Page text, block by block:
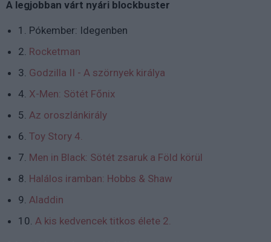
A legjobban várt nyári blockbuster
1. Pókember: Idegenben
2. Rocketman
3. Godzilla II - A szörnyek királya
4. X-Men: Sötét Főnix
5. Az oroszlánkirály
6. Toy Story 4.
7. Men in Black: Sötét zsaruk a Föld körül
8. Halálos iramban: Hobbs & Shaw
9. Aladdin
10. A kis kedvencek titkos élete 2.